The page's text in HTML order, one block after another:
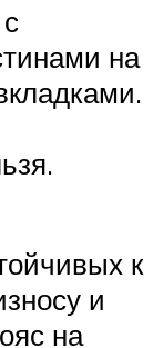
на
к
и
на